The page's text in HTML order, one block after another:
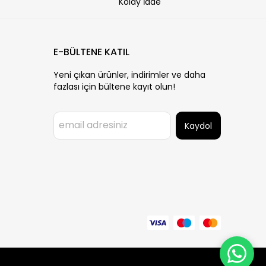
E-BÜLTENE KATIL
Yeni çıkan ürünler, indirimler ve daha
fazlası için bültene kayıt olun!
Kaydol